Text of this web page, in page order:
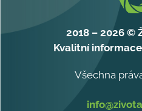
2018 – 2026 ©
Kvalitní
Všechna